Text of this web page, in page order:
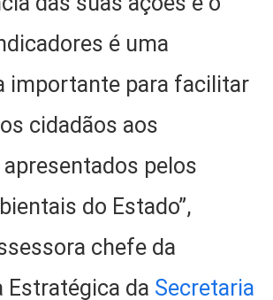
é uma
importante para facilitar
cidadãos aos
pelos
do Estado”,
chefe da
Estratégica da Secretaria